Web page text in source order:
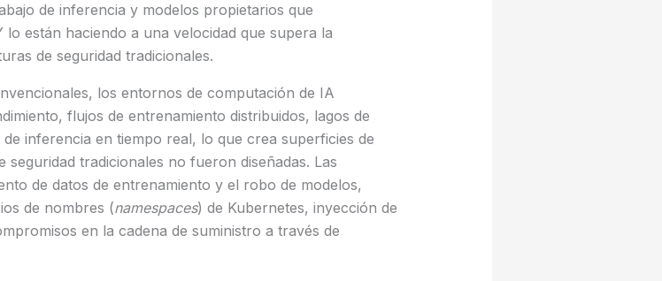
de inferencia y modelos propietarios que
están haciendo a una velocidad que supera la
de seguridad tradicionales.
los entornos de computación de IA
flujos de entrenamiento distribuidos, lagos de
inferencia en tiempo real, lo que crea superficies de
seguridad tradicionales no fueron diseñadas. Las
de datos de entrenamiento y el robo de modelos,
de nombres (namespaces) de Kubernetes, inyección de
en la cadena de suministro a través de